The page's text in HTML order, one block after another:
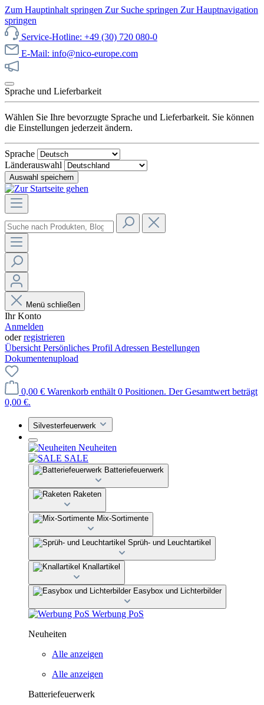
Zum Hauptinhalt springen Zur Suche springen Zur Hauptnavigation
springen
Service-Hotline: +49 (30) 720 080-0
E-Mail: info@nico-europe.com
Sprache und Lieferbarkeit
Wählen Sie Ihre bevorzugte Sprache und Lieferbarkeit. Sie können
die Einstellungen jederzeit ändern.
Sprache
Länderauswahl
Auswahl speichern
Menü schließen
Ihr Konto
Anmelden
oderregistrieren
Übersicht Persönliches Profil Adressen Bestellungen
Dokumentenupload
0,00 € Warenkorb enthält 0 Positionen. Der Gesamtwert beträgt
0,00 €.
Silvesterfeuerwerk
Neuheiten
SALE
Batteriefeuerwerk
Raketen
Mix-Sortimente
Sprüh- und Leuchtartikel
Knallartikel
Easybox und Lichterbilder
Werbung PoS
Neuheiten
Alle anzeigen
Alle anzeigen
Batteriefeuerwerk